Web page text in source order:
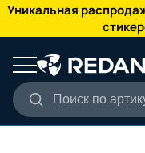
Уникальная
Поиск по
КАТАЛОГ